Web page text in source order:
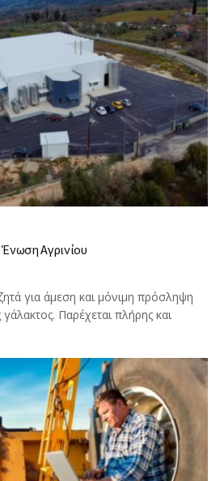
Αγρινίου
για άμεση και μόνιμη πρόσληψη
Παρέχεται πλήρης και